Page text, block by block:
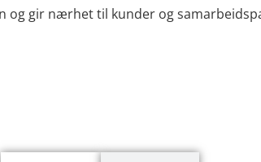
gir nærhet til kunder og